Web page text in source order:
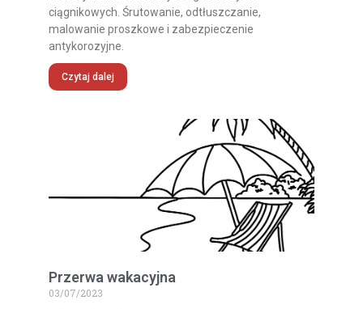
ciągnikowych. Śrutowanie, odtłuszczanie,
malowanie proszkowe i zabezpieczenie
antykorozyjne.
Czytaj dalej
Przerwa wakacyjna
03/07/2023